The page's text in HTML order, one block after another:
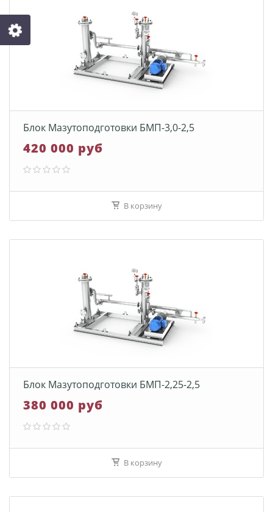
Блок Мазутоподготовки БМП-3,0-2,5
420 000 руб
В корзину
Блок Мазутоподготовки БМП-2,25-2,5
380 000 руб
В корзину